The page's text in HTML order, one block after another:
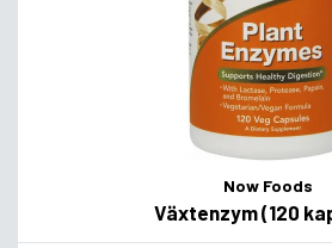
Now Foods
Växtenzym (120